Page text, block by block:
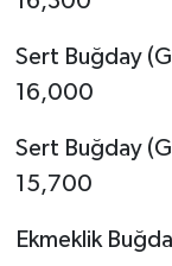
Sert Buğday
16,000
Sert Buğday
15,700
Ekmeklik